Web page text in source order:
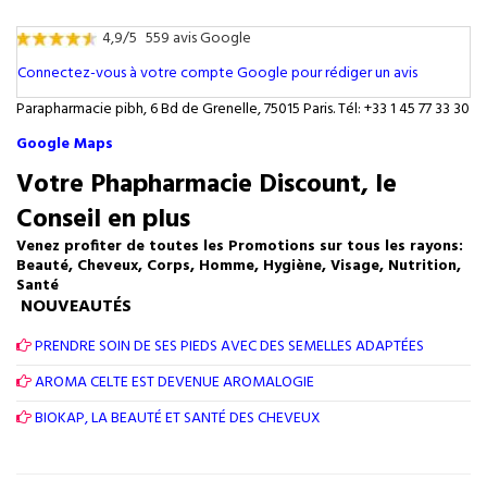
4,9/5 559 avis Google
Connectez-vous à votre compte Google pour rédiger un avis
Parapharmacie pibh, 6 Bd de Grenelle, 75015 Paris. Tél: +33 1 45 77 33 30
Google Maps
Votre Phapharmacie Discount, le
Conseil en plus
Venez profiter de toutes les Promotions sur tous les rayons:
Beauté, Cheveux, Corps, Homme, Hygiène, Visage, Nutrition,
Santé
NOUVEAUTÉS
PRENDRE SOIN DE SES PIEDS AVEC DES SEMELLES ADAPTÉES
AROMA CELTE EST DEVENUE AROMALOGIE
BIOKAP, LA BEAUTÉ ET SANTÉ DES CHEVEUX